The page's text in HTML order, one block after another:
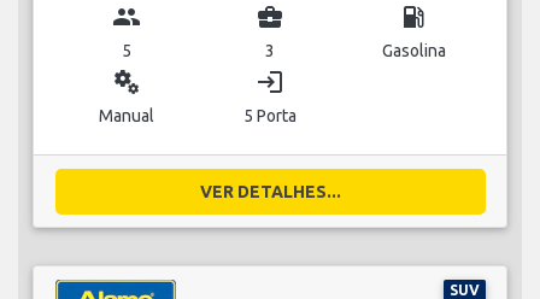
group
5
business_center
3
local_gas_station
Gasolina
miscellaneous_services
Manual
login
5 Porta
VER DETALHES...
SUV